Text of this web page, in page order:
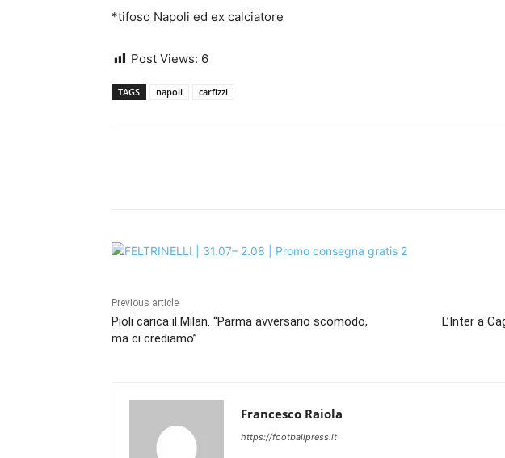
*tifoso Napoli ed ex calciatore
Post Views: 6
TAGS napoli carfizzi
Previous article
Pioli carica il Milan. “Parma avversario scomodo,
ma ci crediamo”
L’Inter a
Francesco Raiola
https://footballpress.it